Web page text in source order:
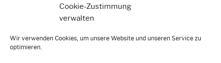
Cookie-Zustimmung
verwalten
Wir verwenden Cookies, um unsere Website und unseren Service zu
optimieren.